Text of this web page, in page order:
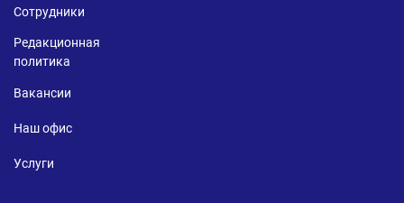
Сотрудники
Редакционная
политика
Вакансии
Наш офис
Услуги